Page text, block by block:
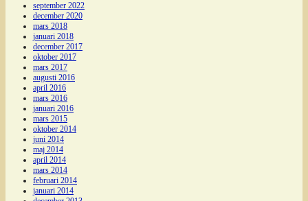
september 2022
december 2020
mars 2018
januari 2018
december 2017
oktober 2017
mars 2017
augusti 2016
april 2016
mars 2016
januari 2016
mars 2015
oktober 2014
juni 2014
maj 2014
april 2014
mars 2014
februari 2014
januari 2014